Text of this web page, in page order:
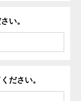
い。
ださい。